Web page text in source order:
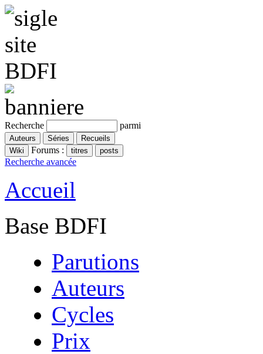
Recherche parmi
Forums :
Recherche avancée
Accueil
Base BDFI
Parutions
Auteurs
Cycles
Prix